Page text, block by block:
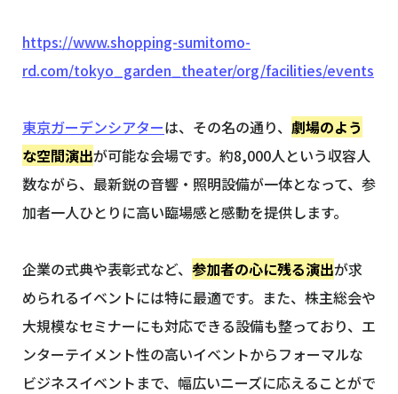
https://www.shopping-sumitomo-
rd.com/tokyo_garden_theater/org/facilities/events
東京ガーデンシアターは、その名の通り、 劇場のよう
な空間演出が可能な会場です。約8,000人という収容人
数ながら、最新鋭の音響・照明設備が一体となって、参
加者一人ひとりに高い臨場感と感動を提供します。
企業の式典や表彰式など、 参加者の心に残る演出が求
められるイベントには特に最適です。また、株主総会や
大規模なセミナーにも対応できる設備も整っており、エ
ンターテイメント性の高いイベントからフォーマルな
ビジネスイベントまで、幅広いニーズに応えることがで